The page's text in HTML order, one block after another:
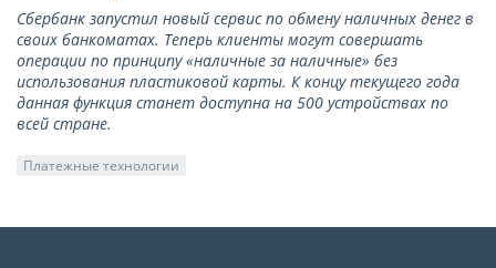
Сбербанк запустил новый сервис по обмену наличных денег в
своих банкоматах. Теперь клиенты могут совершать
операции по принципу «наличные за наличные» без
использования пластиковой карты. К концу текущего года
данная функция станет доступна на 500 устройствах по
всей стране.
Платежные технологии